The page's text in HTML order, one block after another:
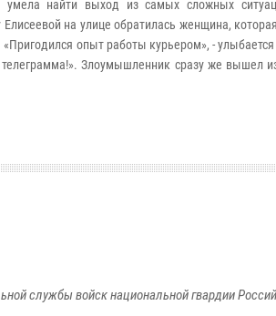
умела найти выход из самых сложных
на улице обратилась женщина,
«Пригодился опыт работы курьером», -
Злоумышленник сразу же вышел
службы войск национальной гвардии